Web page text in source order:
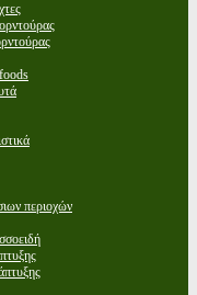
περιοχών